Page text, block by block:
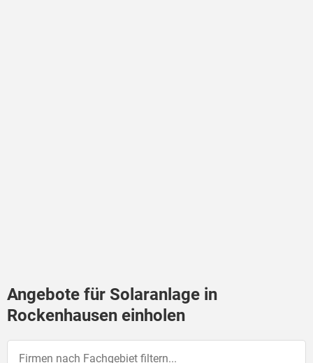
Angebote für Solaranlage in
Rockenhausen einholen